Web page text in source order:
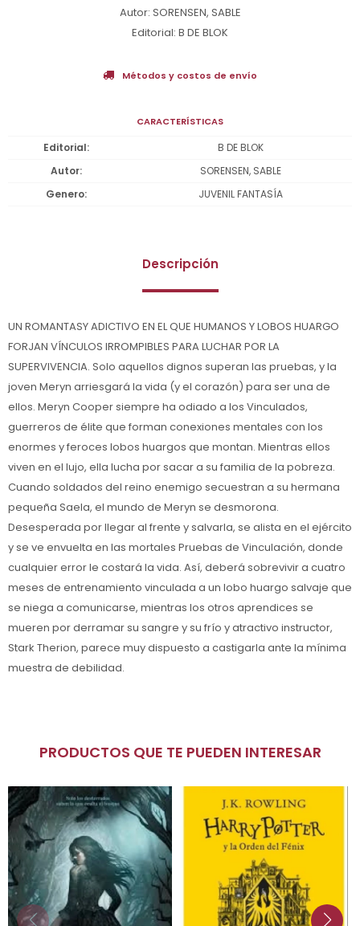
Autor: SORENSEN, SABLE
Editorial: B DE BLOK
Métodos y costos de envío
CARACTERÍSTICAS
Editorial
B DE BLOK
Autor
SORENSEN, SABLE
Genero
JUVENIL FANTASÍA
Descripción
UN ROMANTASY ADICTIVO EN EL QUE HUMANOS Y LOBOS HUARGO
FORJAN VÍNCULOS IRROMPIBLES PARA LUCHAR POR LA
SUPERVIVENCIA. Solo aquellos dignos superan las pruebas, y la
joven Meryn arriesgará la vida (y el corazón) para ser una de
ellos. Meryn Cooper siempre ha odiado a los Vinculados,
guerreros de élite que forman conexiones mentales con los
enormes y feroces lobos huargos que montan. Mientras ellos
viven en el lujo, ella lucha por sacar a su familia de la pobreza.
Cuando soldados del reino enemigo secuestran a su hermana
pequeña Saela, el mundo de Meryn se desmorona.
Desesperada por llegar al frente y salvarla, se alista en el ejército
y se ve envuelta en las mortales Pruebas de Vinculación, donde
cualquier error le costará la vida. Así, deberá sobrevivir a cuatro
meses de entrenamiento vinculada a un lobo huargo salvaje que
se niega a comunicarse, mientras los otros aprendices se
mueren por derramar su sangre y su frío y atractivo instructor,
Stark Therion, parece muy dispuesto a castigarla ante la mínima
muestra de debilidad.
PRODUCTOS QUE TE PUEDEN INTERESAR